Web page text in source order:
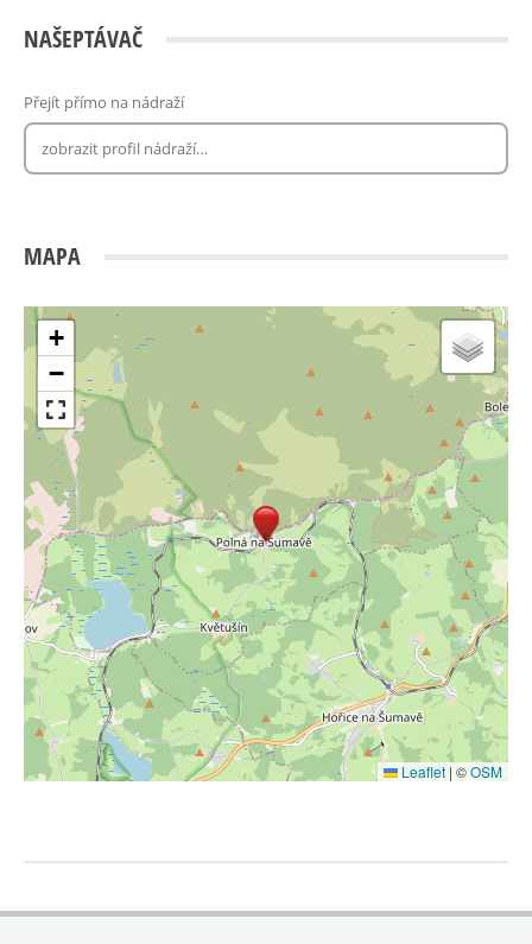
NAŠEPTÁVAČ
Přejít přímo na nádraží
MAPA
+
−
Leaflet | ©OSM